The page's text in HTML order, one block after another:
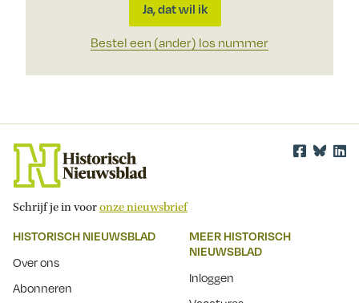
Ja, dat wil ik
Bestel een (ander) los nummer
Schrijf je in vooronze nieuwsbrief
HISTORISCH NIEUWSBLAD
Over ons
Abonneren
MEER HISTORISCH
NIEUWSBLAD
Inloggen